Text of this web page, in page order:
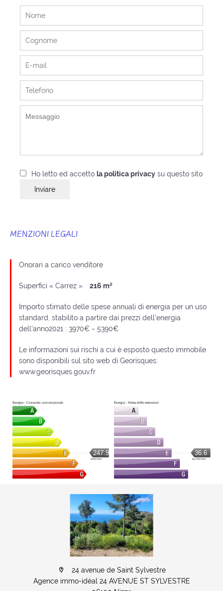
Ho letto ed accetto la politica privacy su questo sito
Inviare
MENZIONI LEGALI
Onorari a carico venditore
Superfici « Carrez » 216 m²
Importo stimato delle spese annuali di energia per un uso
standard, stabilito a partire dai prezzi dell'energia
dell'anno2021 : 3970€ ~ 5390€
Le informazioni sui rischi a cui è esposto questo immobile
sono disponibili sul sito web di Georisques:
www.georisques.gouv.fr
Energia - Consumo convenzionale
247.9
kWh/m².anno
Energia - Stima delle emissioni
36.6
kg CO2/m².anno
24 avenue de Saint Sylvestre
Agence immo-idéal 24 AVENUE ST SYLVESTRE